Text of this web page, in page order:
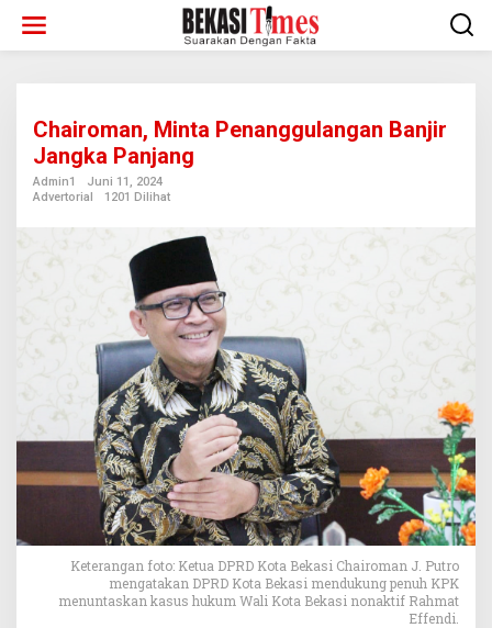
konten
Chairoman, Minta Penanggulangan Banjir
Jangka Panjang
Admin1
Juni 11, 2024
Advertorial
1201 Dilihat
Keterangan foto: Ketua DPRD Kota Bekasi Chairoman J. Putro
mengatakan DPRD Kota Bekasi mendukung penuh KPK
menuntaskan kasus hukum Wali Kota Bekasi nonaktif Rahmat
Effendi.